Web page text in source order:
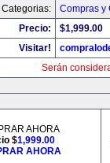
Categorias:
Compras y
Precio:
$1,999.00
Visitar!
Serán
AHORA
$1,999.00
AHORA